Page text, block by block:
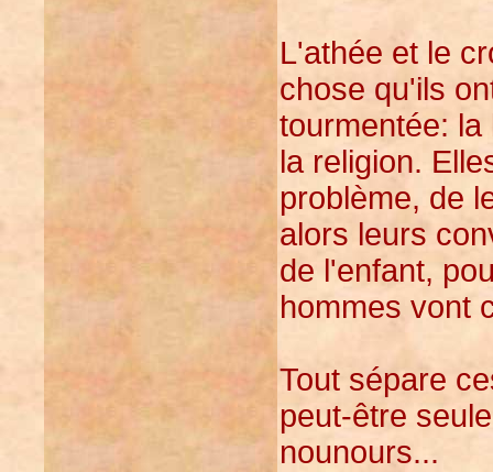
L'athée et le
chose qu'ils
tourmentée: la
la religion.
problème, de
alors leurs
de l'enfant,
hommes vont
Tout sépare
peut-être
nounours...